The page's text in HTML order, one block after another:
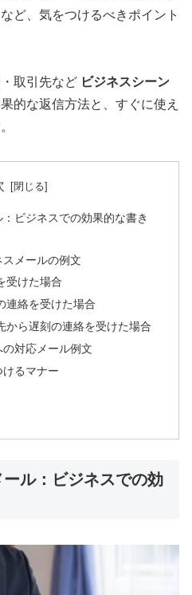
ど、気をつけるべきポイント
取引先など ビジネスシーン
的な返信方法と、すぐに使え
ビジネスでの効果的な書き
メールの例文
受けた場合
連絡を受けた場合
から遅刻の連絡を受けた場合
対応メール例文
るマナー
ル：ビジネスでの効